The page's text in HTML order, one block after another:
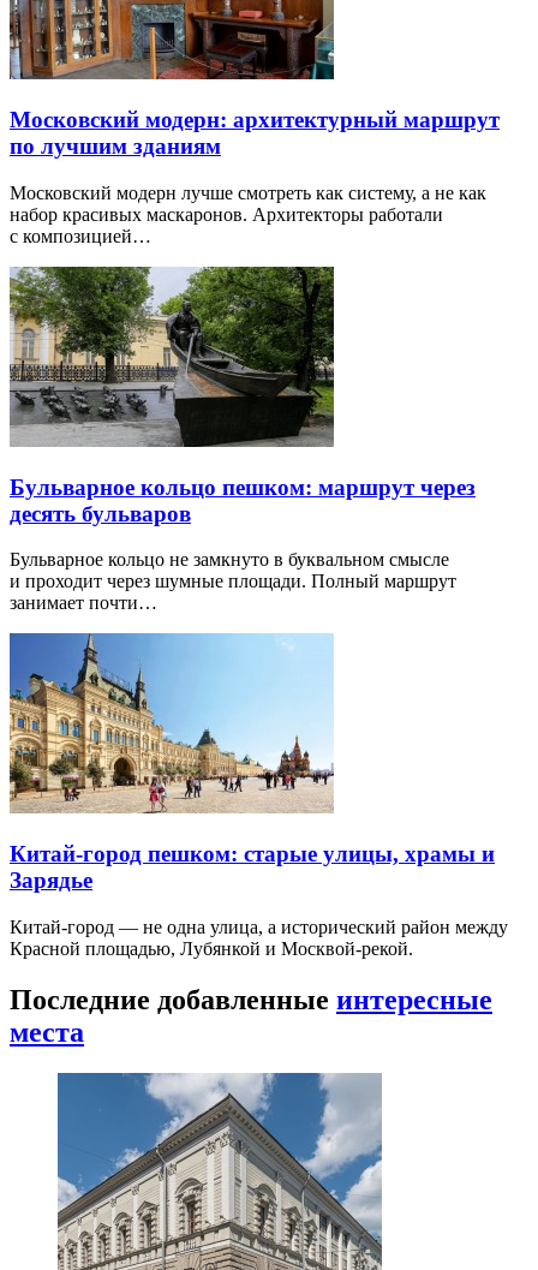
Московский модерн: архитектурный маршрут
по лучшим зданиям
Московский модерн лучше смотреть как систему, а не как
набор красивых маскаронов. Архитекторы работали
с композицией…
Бульварное кольцо пешком: маршрут через
десять бульваров
Бульварное кольцо не замкнуто в буквальном смысле
и проходит через шумные площади. Полный маршрут
занимает почти…
Китай-город пешком: старые улицы, храмы и
Зарядье
Китай-город — не одна улица, а исторический район между
Красной площадью, Лубянкой и Москвой-рекой.
Последние добавленные интересные
места